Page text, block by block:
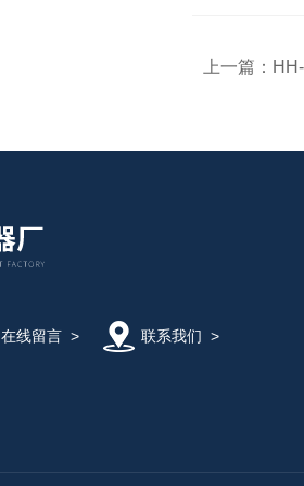
上一篇：
在线留言> 联系我们 >